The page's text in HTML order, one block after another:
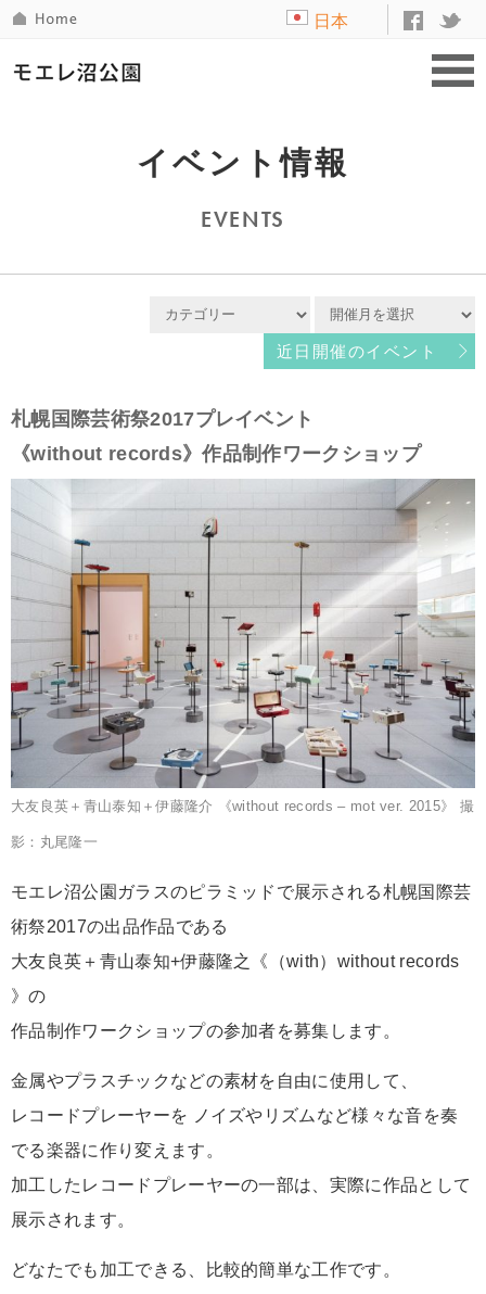
日本
イベント情報
EVENTS
近日開催のイベント
札幌国際芸術祭2017プレイベント
《without records》作品制作ワークショップ
大友良英＋青山泰知＋伊藤隆介 《without records – mot ver. 2015》 撮
影：丸尾隆一
モエレ沼公園ガラスのピラミッドで展示される札幌国際芸
術祭2017の出品作品である
大友良英＋青山泰知+伊藤隆之《（with）without records
》の
作品制作ワークショップの参加者を募集します。
金属やプラスチックなどの素材を自由に使用して、
レコードプレーヤーを ノイズやリズムなど様々な音を奏
でる楽器に作り変えます。
加工したレコードプレーヤーの一部は、実際に作品として
展示されます。
どなたでも加工できる、比較的簡単な工作です。